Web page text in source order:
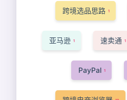
跨境选品思路 1
亚马逊 1 速卖通 1
PayPal 1